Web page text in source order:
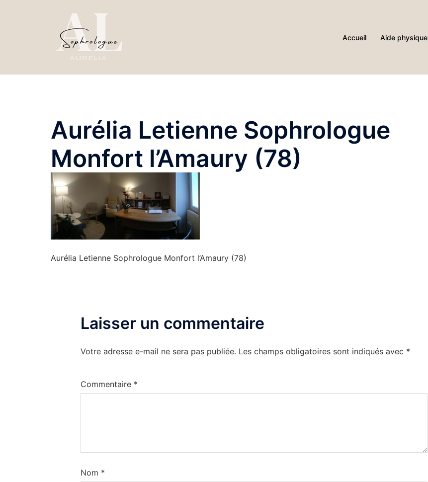
Accueil Aide physique
Aurélia Letienne Sophrologue
Monfort l’Amaury (78)
Aurélia Letienne Sophrologue Monfort l’Amaury (78)
Laisser un commentaire
Votre adresse e-mail ne sera pas publiée. Les champs obligatoires sont indiqués avec *
Commentaire *
Nom *